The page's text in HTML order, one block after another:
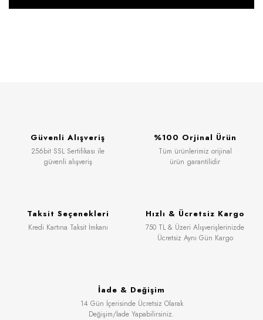
Güvenli Alışveriş
256bit SSL Sertifikası ile
güvenli alışveriş
%100 Orjinal Ürün
Tüm ürünlerimiz orijinal
ürün garantilidir
Taksit Seçenekleri
Kredi Kartına Taksit İmkanı
Hızlı & Ücretsiz Kargo
750 TL & Üzeri Alışverişlerinizde
Ücretsiz Aynı Gün Kargo
İade & Değişim
14 Gün İçerisinde Ücretsiz Olarak
Değişim/İade Yapabilirsiniz.